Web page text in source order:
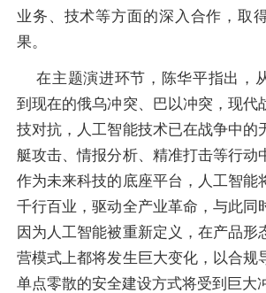
业务、技术等方面的深入合作，取
果。
在主题演进环节，陈华平指出，
到现在的俄乌冲突、巴以冲突，现代
技对抗，人工智能技术已在战争中的
艇攻击、情报分析、精准打击等行动
作为未来科技的底座平台，人工智能
千行百业，驱动全产业革命，与此同
因为人工智能被重新定义，在产品形
营模式上都将发生巨大变化，以合规
单点零散的安全建设方式将受到巨大